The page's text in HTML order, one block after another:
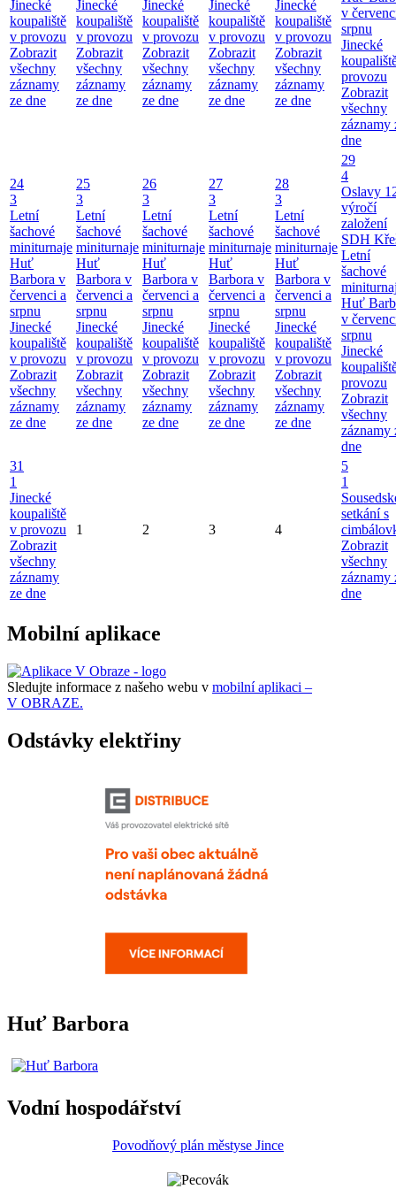
Jinecké
koupaliště
v provozu
Zobrazit
všechny
záznamy
ze dne
Jinecké
koupaliště
v provozu
Zobrazit
všechny
záznamy
ze dne
Jinecké
koupaliště
v provozu
Zobrazit
všechny
záznamy
ze dne
Jinecké
koupaliště
v provozu
Zobrazit
všechny
záznamy
ze dne
Jinecké
koupaliště
v provozu
Zobrazit
všechny
záznamy
ze dne
v
srpnu
Jinecké
provozu
Zobrazit
všechny
záznamy
dne
24
3
Letní
šachové
miniturnaje
Huť
Barbora v
červenci a
srpnu
Jinecké
koupaliště
v provozu
Zobrazit
všechny
záznamy
ze dne
25
3
Letní
šachové
miniturnaje
Huť
Barbora v
červenci a
srpnu
Jinecké
koupaliště
v provozu
Zobrazit
všechny
záznamy
ze dne
26
3
Letní
šachové
miniturnaje
Huť
Barbora v
červenci a
srpnu
Jinecké
koupaliště
v provozu
Zobrazit
všechny
záznamy
ze dne
27
3
Letní
šachové
miniturnaje
Huť
Barbora v
červenci a
srpnu
Jinecké
koupaliště
v provozu
Zobrazit
všechny
záznamy
ze dne
28
3
Letní
šachové
miniturnaje
Huť
Barbora v
červenci a
srpnu
Jinecké
koupaliště
v provozu
Zobrazit
všechny
záznamy
ze dne
29
4
Oslavy
výročí
založení
SDH
Letní
šachové
Huť
v
srpnu
Jinecké
provozu
Zobrazit
všechny
záznamy
dne
31
1
Jinecké
koupaliště
v provozu
Zobrazit
všechny
záznamy
ze dne
1 2 3 4
5
1
setkání s
Zobrazit
všechny
záznamy
dne
Mobilní aplikace
Sledujte informace z našeho webu v mobilní aplikaci –
V OBRAZE.
Odstávky elektřiny
Huť Barbora
Vodní hospodářství
Povodňový plán městyse Jince